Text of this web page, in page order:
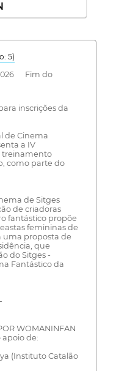
5)
Fim do
inscrições da
de Cinema
a IV
treinamento
como parte do
de Sitges
de criadoras
fantástico propõe
femininas de
uma proposta de
que
do Sitges -
Fantástico da
WOMANINFAN
de:
(Instituto Catalão